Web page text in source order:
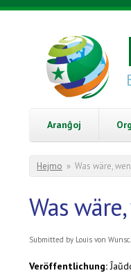
Skip to main content
Aranĝoj
You are here
Hejmo » Was wäre,
Was
Submitted by Louis von
Veröffentlichung: